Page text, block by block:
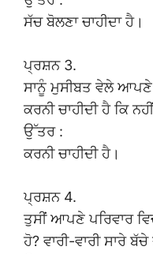
ਸੱਚ ਬੋਲਣਾ ਚਾਹੀਦਾ ਹੈ।
ਪ੍ਰਸ਼ਨ 3.
ਸਾਨੂੰ ਮੁਸੀਬਤ ਵੇਲੇ ਆਪਣੇ
ਕਰਨੀ ਚਾਹੀਦੀ ਹੈ ਕਿ
ਉੱਤਰ :
ਕਰਨੀ ਚਾਹੀਦੀ ਹੈ।
ਪ੍ਰਸ਼ਨ 4.
ਤੁਸੀਂ ਆਪਣੇ ਪਰਿਵਾਰ
ਹੋ? ਵਾਰੀ-ਵਾਰੀ ਸਾਰੇ